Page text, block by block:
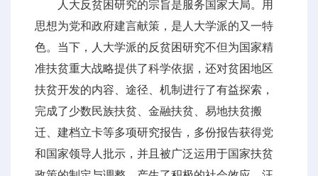
人大反贫困研究的宗旨是服务国家大局。用
思想为党和政府建言献策，是人大学派的又一特
色。当下，人大学派的反贫困研究不但为国家精
准扶贫重大战略提供了科学依据，还对贫困地区
扶贫开发的内容、途径、机制进行了有益探索，
完成了少数民族扶贫、金融扶贫、易地扶贫搬
迁、建档立卡等多项研究报告，多份报告获得党
和国家领导人批示，并且被广泛运用于国家扶贫